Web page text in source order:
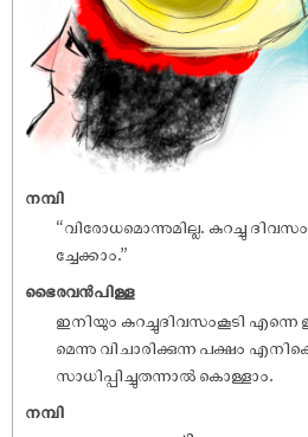
നമ്പി
“വിരോധമൊന്നുമില്ല. കുറച്ചു ദിവസം
ച്ചേക്കാം.”
ഭൈരവൻപിള്ള
ഇനിയും കുറച്ചുദിവസംകൂടി എന്നെ
മെന്നു വിചാരിക്കുന്ന പക്ഷം
സാധിപ്പിച്ചുതന്നാൽ കൊള്ളാം.
നമ്പി